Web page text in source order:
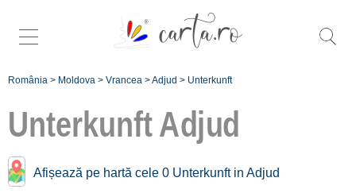
România > Moldova > Vrancea >Adjud > Unterkunft
UnterkunftAdjud
Afișează pe hartă cele 0 Unterkunft in Adjud
Unterkunft Nähe